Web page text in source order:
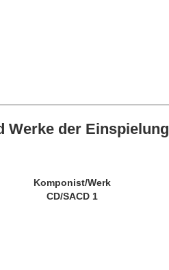
Werke der Einspielung
Komponist/Werk
CD/SACD 1